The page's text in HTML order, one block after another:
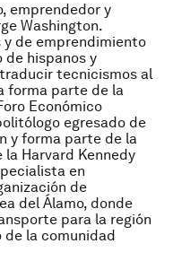
emprendedor y
Washington.
y de emprendimiento
de hispanos y
tecnicismos al
forma parte de la
Económico
egresado de
y forma parte de la
Harvard Kennedy
en
de
del Álamo, donde
para la región
de la comunidad